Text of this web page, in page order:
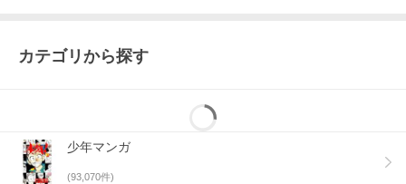
カテゴリから探す
少年マンガ
(93,070件)